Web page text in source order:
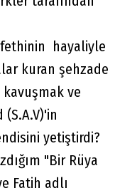
hayaliyle
kuran şehzade
ve
yetiştirdi?
"Bir Rüya
Fatih adlı